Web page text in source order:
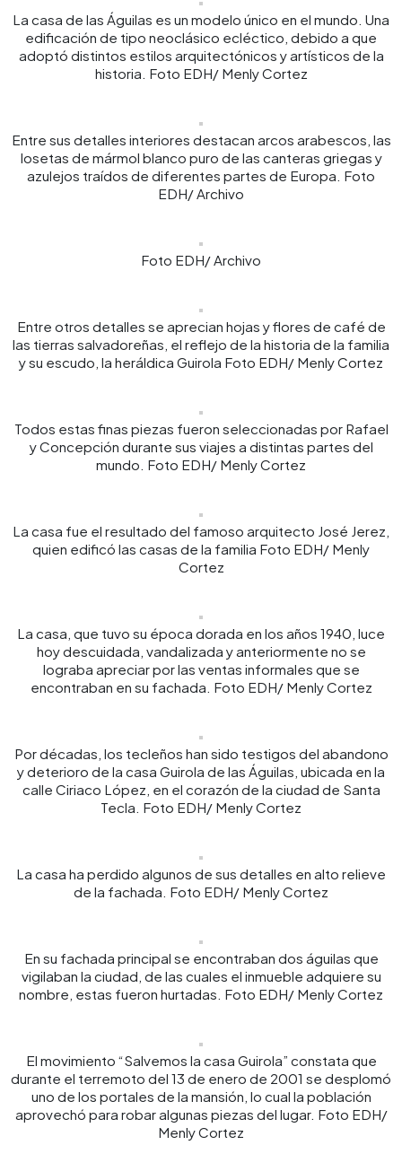
La casa de las Águilas es un modelo único en el mundo. Una
edificación de tipo neoclásico ecléctico, debido a que
adoptó distintos estilos arquitectónicos y artísticos de la
historia. Foto EDH/ Menly Cortez
Entre sus detalles interiores destacan arcos arabescos, las
losetas de mármol blanco puro de las canteras griegas y
azulejos traídos de diferentes partes de Europa. Foto
EDH/ Archivo
Foto EDH/ Archivo
Entre otros detalles se aprecian hojas y flores de café de
las tierras salvadoreñas, el reflejo de la historia de la familia
y su escudo, la heráldica Guirola Foto EDH/ Menly Cortez
Todos estas finas piezas fueron seleccionadas por Rafael
y Concepción durante sus viajes a distintas partes del
mundo. Foto EDH/ Menly Cortez
La casa fue el resultado del famoso arquitecto José Jerez,
quien edificó las casas de la familia Foto EDH/ Menly
Cortez
La casa, que tuvo su época dorada en los años 1940, luce
hoy descuidada, vandalizada y anteriormente no se
lograba apreciar por las ventas informales que se
encontraban en su fachada. Foto EDH/ Menly Cortez
Por décadas, los tecleños han sido testigos del abandono
y deterioro de la casa Guirola de las Águilas, ubicada en la
calle Ciriaco López, en el corazón de la ciudad de Santa
Tecla. Foto EDH/ Menly Cortez
La casa ha perdido algunos de sus detalles en alto relieve
de la fachada. Foto EDH/ Menly Cortez
En su fachada principal se encontraban dos águilas que
vigilaban la ciudad, de las cuales el inmueble adquiere su
nombre, estas fueron hurtadas. Foto EDH/ Menly Cortez
El movimiento “Salvemos la casa Guirola” constata que
durante el terremoto del 13 de enero de 2001 se desplomó
uno de los portales de la mansión, lo cual la población
aprovechó para robar algunas piezas del lugar. Foto EDH/
Menly Cortez